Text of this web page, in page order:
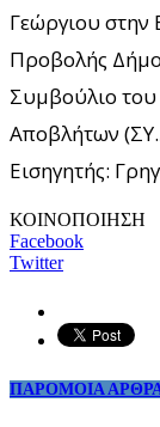
Γεώργιου στην
Προβολής
Συμβούλιο
Αποβλήτων
Εισηγητής:
ΚΟΙΝΟΠΟΙΗΣΗ
Facebook
Twitter
ΠΑΡΟΜΟΙΑ